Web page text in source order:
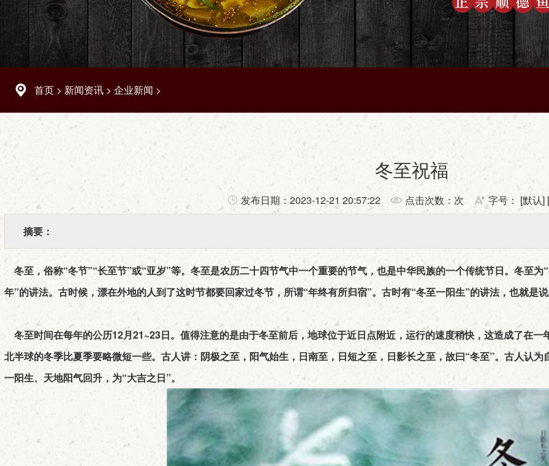
首页 > 新闻资讯 > 企业新闻 >
冬至祝福
发布日期： 2023-12-21 20:57:22 点击次数： 次 字号： [默认] [
摘要：
冬至，俗称“冬节”“长至节”或“亚岁”等。冬至是农历二十四节气中一个重要的节气，也是中华民族的一个传统节日。冬至
年”的讲法。古时候，漂在外地的人到了这时节都要回家过冬节，所谓“年终有所归宿”。古时有“冬至一阳生”的讲法，也就是
冬至时间在每年的公历12月21~23日。值得注意的是由于冬至前后，地球位于近日点附近，运行的速度稍快，这造成了在
北半球的冬季比夏季要略微短一些。古人讲：阴极之至，阳气始生，日南至，日短之至，日影长之至，故曰“冬至”。古人认
一阳生、天地阳气回升，为“大吉之日”。